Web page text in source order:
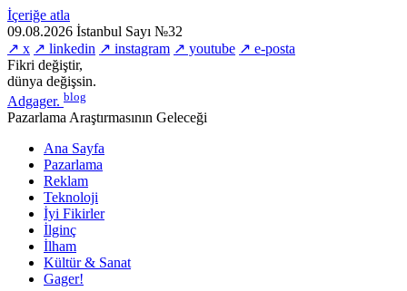
İçeriğe atla
09.08.2026 İstanbul Sayı №32
↗ x ↗ linkedin ↗ instagram ↗ youtube ↗ e-posta
Fikri değiştir,
dünya değişsin.
Adgager. blog
Pazarlama Araştırmasının Geleceği
Ana Sayfa
Pazarlama
Reklam
Teknoloji
İyi Fikirler
İlginç
İlham
Kültür & Sanat
Gager!